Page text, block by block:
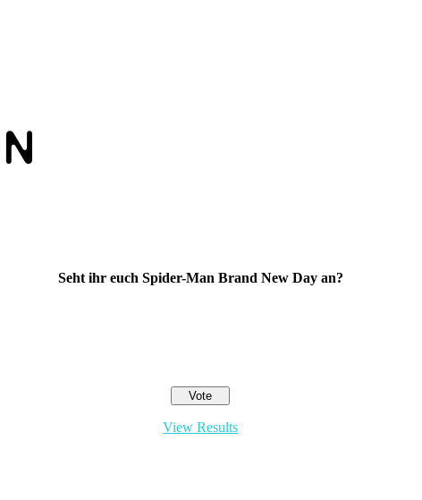
Seht ihr euch Spider-Man Brand New Day an?
View Results